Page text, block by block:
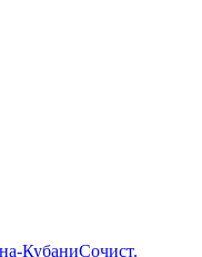
КубаниСочист.